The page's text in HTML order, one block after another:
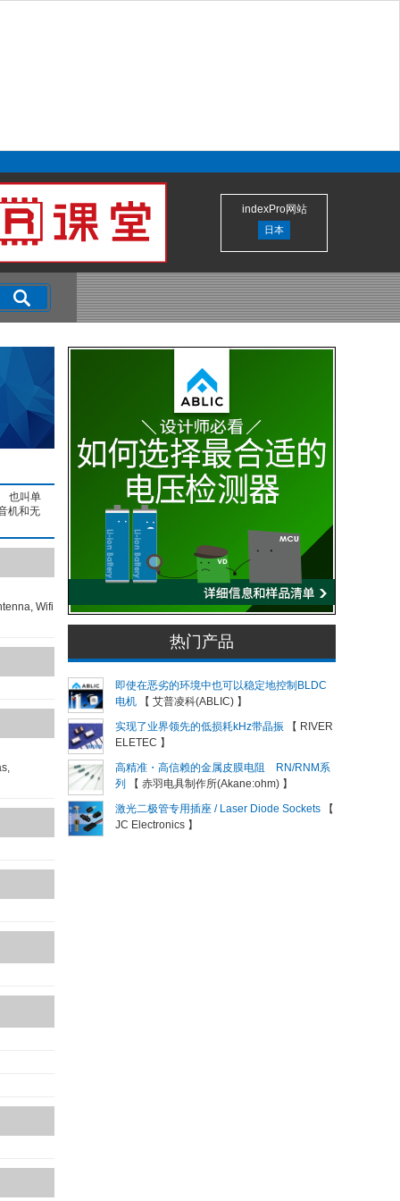
indexPro网站
日本
也叫单
机和无
Wifi
热门产品
即使在恶劣的环境中也可以稳定地控制BLDC
电机
【 艾普凌科(ABLIC) 】
实现了业界领先的低损耗kHz带晶振
【 RIVER
ELETEC 】
高精准・高信赖的金属皮膜电阻 RN/RNM系
列
【 赤羽电具制作所(Akane:ohm) 】
激光二极管专用插座 / Laser Diode Sockets
【
JC Electronics 】